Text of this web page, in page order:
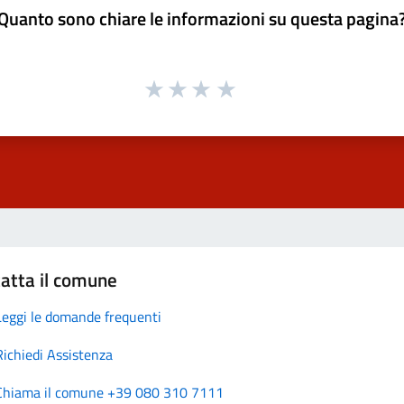
sono chiare le informazioni su questa
il comune
le domande frequenti
Assistenza
il comune +39 080 310 7111